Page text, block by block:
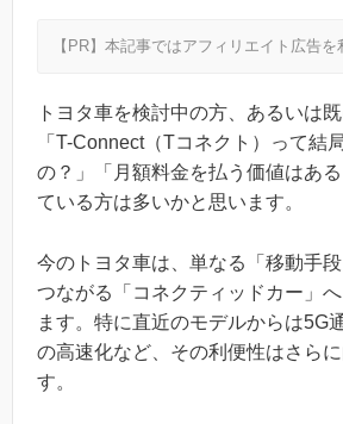
【PR】本記事ではアフィリエイト広告を
トヨタ車を検討中の方、あるいは
「T-Connect（Tコネクト）って結
の？」「月額料金を払う価値はあ
ている方は多いかと思います。
今のトヨタ車は、単なる「移動手
つながる「コネクティッドカー」
ます。特に直近のモデルからは5G
の高速化など、その利便性はさら
す。